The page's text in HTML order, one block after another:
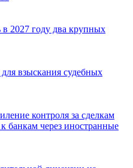
в 2027 году два крупных
взыскания судебных
контроля за сделкам
банкам через иностранные